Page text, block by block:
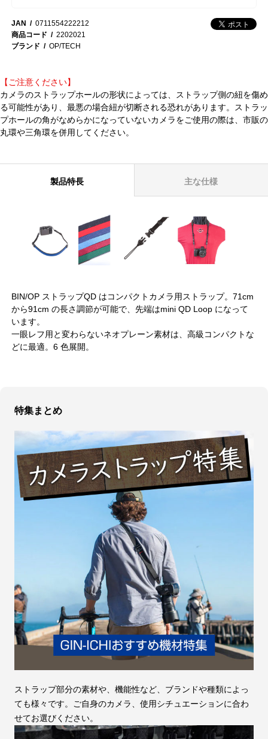
JAN
0711554222212
商品コード
2202021
ブランド
OP/TECH
【ご注意ください】
カメラのストラップホールの形状によっては、ストラップ側の紐を傷め
る可能性があり、最悪の場合紐が切断される恐れがあります。ストラッ
プホールの角がなめらかになっていないカメラをご使用の際は、市販の
丸環や三角環を併用してください。
製品特長 主な仕様
BIN/OP ストラップQD はコンパクトカメラ用ストラップ。71cm
から91cm の長さ調節が可能で、先端はmini QD Loop になって
います。
一眼レフ用と変わらないネオプレーン素材は、高級コンパクトな
どに最適。6 色展開。
特集まとめ
ストラップ部分の素材や、機能性など、ブランドや種類によっ
ても様々です。ご自身のカメラ、使用シチュエーションに合わ
せてお選びください。